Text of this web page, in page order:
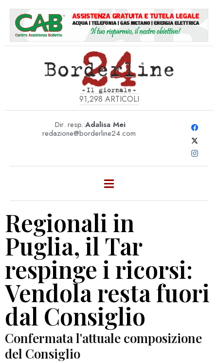
91,298 ARTICOLI
Dir. resp.:Adalisa Mei
redazione@borderline24.com
Regionali in
Puglia, il Tar
respinge i ricorsi:
Vendola resta fuori
dal Consiglio
Confermata l'attuale composizione
del Consiglio